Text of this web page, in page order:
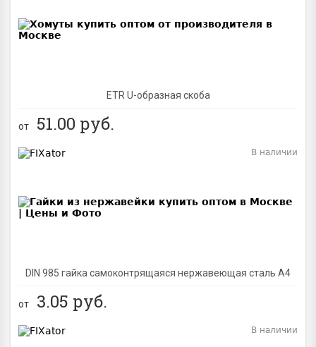
ETR U-образная скоба
от 51.00 руб.
DIN 985 гайка самоконтрящаяся нержавеющая сталь A4
В наличии
от 3.05 руб.
В наличии